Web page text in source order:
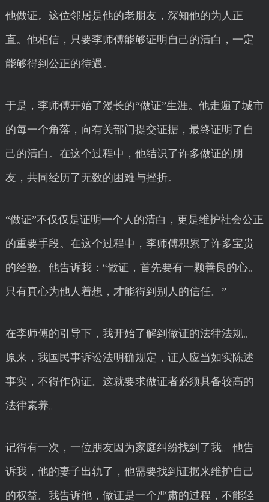
他做证。这位邻居是他的老朋友，深知他的为人正
直。他相信，只要李师傅能够证明自己的清白，一定
能够得到公正的待遇。
于是，李师傅开始了漫长的“做证”生涯。他走遍了城市
的每一个角落，向有关部门提交证据，最终证明了自
己的清白。在这个过程中，他结识了许多做证的朋
友，共同经历了无数的困难与挫折。
“做证”不仅仅是证明一个人的清白，更是维护社会公正
的重要手段。在这个过程中，李师傅积累了许多宝贵
的经验。他告诉我：“做证，首先要有一颗善良的心。
只有真心为他人着想，才能得到别人的信任。”
在李师傅的引导下，我开始了解到做证的法律法规。
原来，我国民事诉讼法明确规定，证人应当如实陈述
事实，不得作伪证。这就要求做证者必须具备较高的
法律素养。
记得有一次，一位朋友因为家庭纠纷找到了我。他告
诉我，他的妻子出轨了，他需要找到证据来维护自己
的权益。我告诉他，做证是一个严肃的过程，不能轻